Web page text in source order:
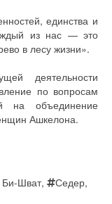
единства и
из нас — это
в лесу жизни».
деятельности
по вопросам
на объединение
Ашкелона.
Би-Шват, Седер,